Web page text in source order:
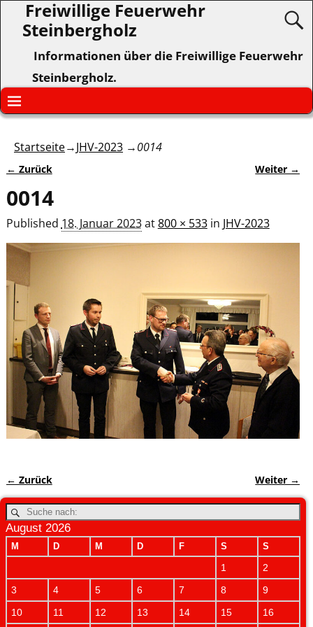
Freiwillige Feuerwehr
Steinbergholz
Informationen über die Freiwillige Feuerwehr
Steinbergholz.
Startseite→JHV-2023 →0014
← Zurück Weiter →
0014
Published 18. Januar 2023at800 × 533in JHV-2023
Bilder-Navigation
← Zurück Weiter →
August 2026
M D M D F S S
1
2
3
4 5 6 7 8
9
10
11 12 13 14 15 16